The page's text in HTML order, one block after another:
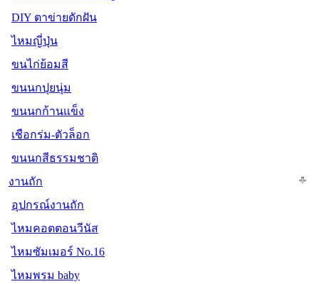
DIY ตาข่ายดักฝัน
ไหมญี่ปุ่น
ขนไก่ย้อมสี
ขนนกปุยนุ่ม
ขนนกก้านแข็ง
เชือกร่ม-ตัวล็อก
ขนนกสีธรรมชาติ
งานถัก
อุปกรณ์งานถัก
ไหมคอตตอนวีนัส
ไหมซัมเมอร์ No.16
ไหมพรม baby